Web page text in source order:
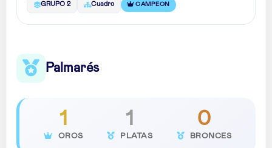
GRUPO 2 Cuadro CAMPEON
Palmarés
1
OROS
1
PLATAS
0
BRONCES